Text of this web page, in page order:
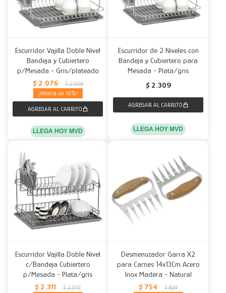
Escurridor Vajilla Doble Nivel
Bandeja y Cubiertero
p/Mesada - Gris/plateado
$ 2.076 $ 2.309
10
LLEGA HOY MVD
Escurridor de 2 Niveles con
Bandeja y Cubiertero para
Mesada - Plata/gris
$ 2.309
LLEGA HOY MVD
Escurridor Vajilla Doble Nivel
c/Bandeja Cubiertero
p/Mesada - Plata/gris
$ 2.311 $ 2.570
Desmenuzador Garra X2
para Carnes 14x13Cm Acero
Inox Madera - Natural
$ 754 $ 839